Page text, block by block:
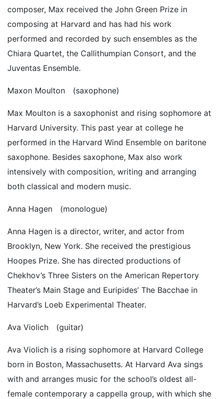
composer, Max received the John Green Prize in
composing at Harvard and has had his work
performed and recorded by such ensembles as the
Chiara Quartet, the Callithumpian Consort, and the
Juventas Ensemble.
Maxon Moulton (saxophone)
Max Moulton is a saxophonist and rising sophomore at
Harvard University. This past year at college he
performed in the Harvard Wind Ensemble on baritone
saxophone. Besides saxophone, Max also work
intensively with composition, writing and arranging
both classical and modern music.
Anna Hagen (monologue)
Anna Hagen is a director, writer, and actor from
Brooklyn, New York. She received the prestigious
Hoopes Prize. She has directed productions of
Chekhov’s Three Sisters on the American Repertory
Theater’s Main Stage and Euripides’ The Bacchae in
Harvard’s Loeb Experimental Theater.
Ava Violich (guitar)
Ava Violich is a rising sophomore at Harvard College
born in Boston, Massachusetts. At Harvard Ava sings
with and arranges music for the school’s oldest all-
female contemporary a cappella group, with which she